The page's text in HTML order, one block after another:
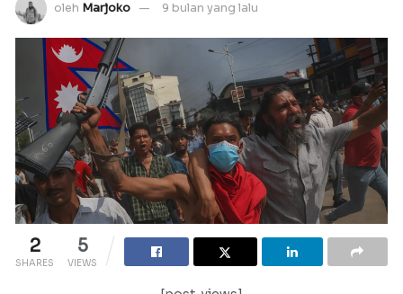
oleh Marjoko 9 bulan yang lalu
2
SHARES
5
VIEWS